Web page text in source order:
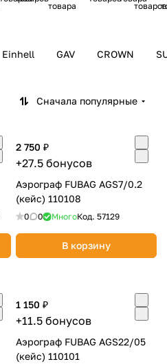
товара
м
п
ц
та
товаров
Einhell GAV CROWN
Сначала популярные
2 750 ₽
+27.5 бонусов
Аэрограф FUBAG AGS7/0.2
(кейс) 110108
0 0 МногоКод. 57129
В корзину
1 150 ₽
+11.5 бонусов
Аэрограф FUBAG AGS22/05
(кейс) 110101
банка
будут
карты